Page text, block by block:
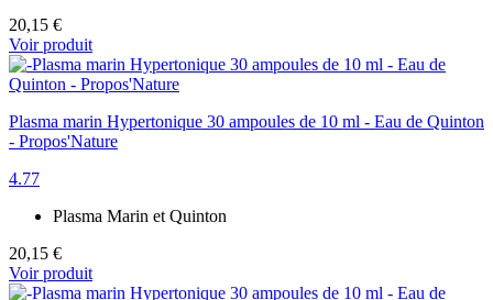
20,15 €
Voir produit
Plasma marin Hypertonique 30 ampoules de 10 ml - Eau de Quinton
- Propos'Nature
4.77
Plasma Marin et Quinton
20,15 €
Voir produit